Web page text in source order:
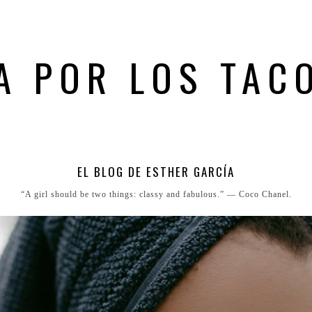
POR LOS
EL BLOG DE ESTHER GARCÍA
“A girl should be two things: classy and fabulous.” ― Coco Chanel.